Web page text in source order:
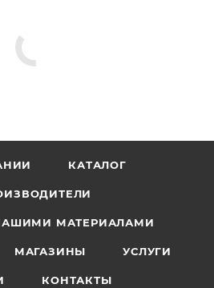
КАТАЛОГ
МАТЕРИАЛАМИ
МАГАЗИНЫ УСЛУГИ
КОНТАКТЫ